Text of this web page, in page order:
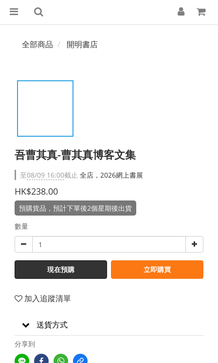
全部商品 開明書店
吾曹其真-曹其真博客文集
至08/09 16:00截止 全店，2026網上書展
HK$238.00
預購貨品，預計下單後2個星期後出貨
數量
現在預購 立即購買
加入追蹤清單
送貨方式
分享到